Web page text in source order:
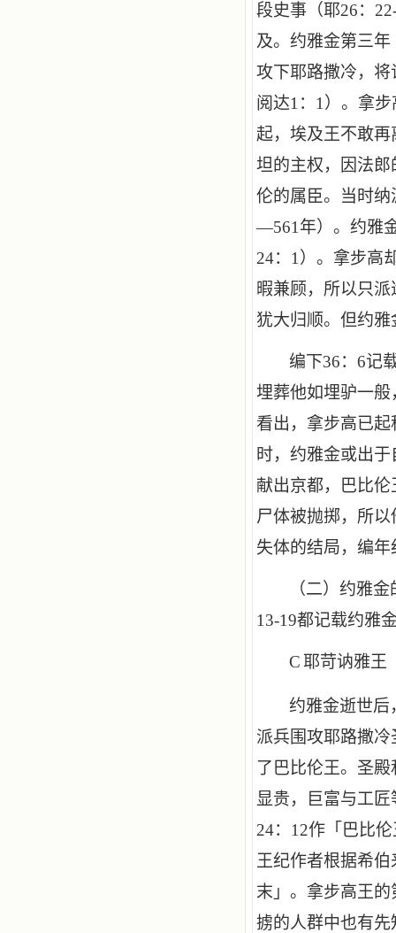
段史事（耶26： 22
及。约雅金第三年
攻下耶路撒冷，
阅达1 ： 1 ）。拿
起，埃及王不敢
坦的主权，因法
伦的属臣。当时
—561 年）。约雅
24： 1 ）。拿步高
暇兼顾，所以只
犹大归顺。但约
编下36： 6记
埋葬他如埋驴一
看出，拿步高已
时，约雅金或出
献出京都，巴比
尸体被抛掷，所
失体的结局，编
（二）约雅
13-19都记载约雅
C耶苛讷雅王
约雅金逝世后
派兵围攻耶路撒
了巴比伦王。圣
显贵，巨富与工
24： 12作「巴比
王纪作者根据希
末」。拿步高王的
掳的人群中也有